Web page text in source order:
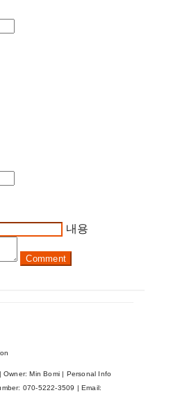
내용
Comment
Owner: Min Bomi | Personal Info
070-5222-3509 | Email: